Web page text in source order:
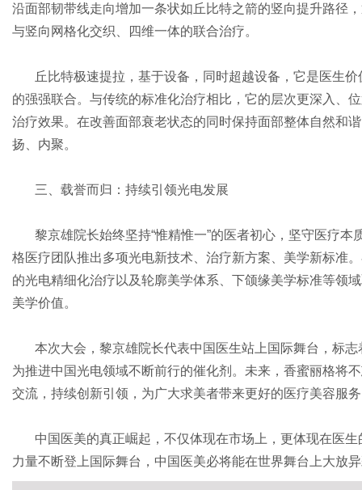
沿面部韧带线走向增加一条状如丘比特之箭的竖向提升路径
与竖向网格化交织、四维一体的联合治疗。
丘比特极速提拉，基于设备，同时超越设备，它是医生
的强强联合。与传统的标准化治疗相比，它的层次更深入、
治疗效果。在改善面部衰老状态的同时保持面部整体自然和
扬、内聚。
三、载誉而归：持续引领光电发展
黎京雄院长始终坚持“惟精惟一”的医者初心，坚守医疗
格医疗团队推出多项光电新技术、治疗新方案、美学新标准
的光电精细化治疗以及轮廓美学体系、下颌缘美学标准等领
美学价值。
本次大会，黎京雄院长代表中国医生站上国际舞台，标
为推进中国光电领域不断前行的催化剂。未来，香蜜丽格将
交流，持续创新引领，为广大求美者带来更好的医疗美容服
中国医美的真正崛起，不仅体现在市场上，更体现在医
力量不断登上国际舞台，中国医美必将能在世界舞台上大放